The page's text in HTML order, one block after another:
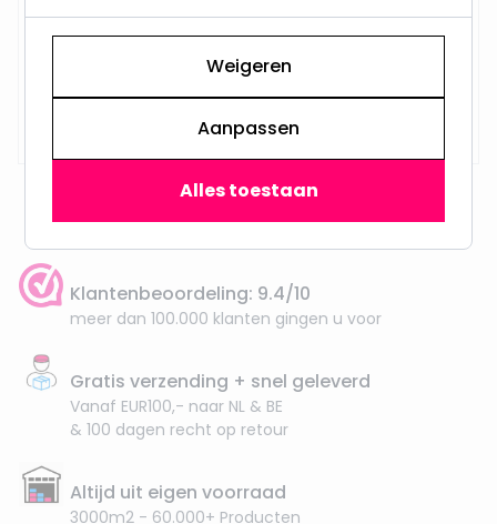
Op voorraad,
Vandaag verzonden
Klantenbeoordeling: 9.4/10
meer dan 100.000 klanten gingen u voor
Gratis verzending + snel geleverd
Vanaf EUR100,- naar NL & BE
& 100 dagen recht op retour
Altijd uit eigen voorraad
3000m2 - 60.000+ Producten
Weigeren
Aanpassen
Alles toestaan